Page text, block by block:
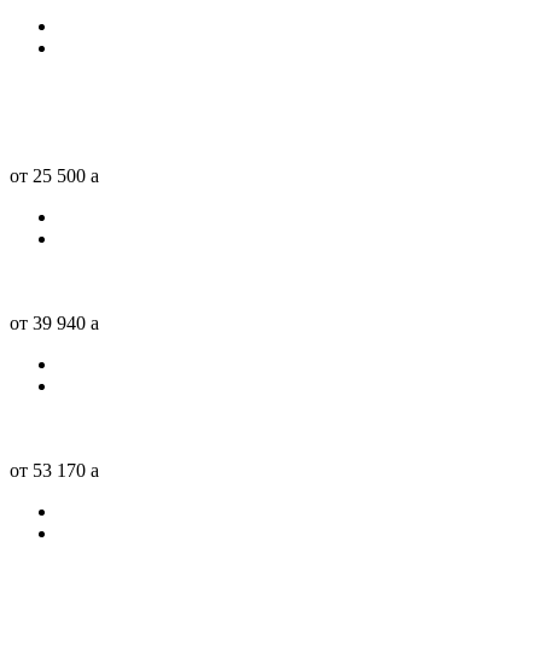
от 25 500 a
от 39 940 a
от 53 170 a